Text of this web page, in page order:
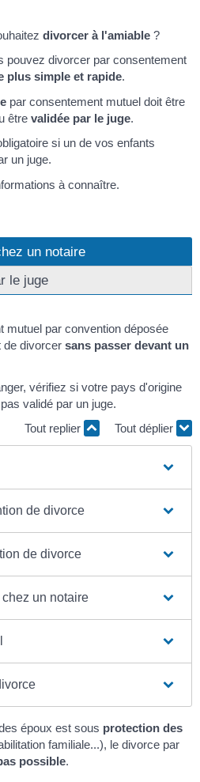
divorcer à l'amiable ?
pouvez divorcer par consentement
plus simple et rapide.
par consentement mutuel doit être
être validée par le juge.
si un de vos enfants
un juge.
à connaître.
un notaire
le juge
mutuel par convention déposée
de divorcer sans passer devant un
vérifiez si votre pays d'origine
validé par un juge.
Tout replier
Tout déplier
de divorce
de divorce
un notaire
époux est sous protection des
familiale...), le divorce par
possible.